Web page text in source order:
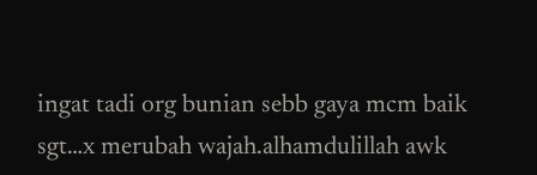
ingat tadi org bunian sebb gaya mcm baik
sgt…x merubah wajah.alhamdulillah awk